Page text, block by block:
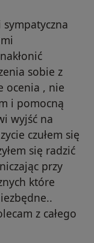
sobie z
ocenia , nie
i pomocną
wyjść na
czułem się
się radzić
przy
które
z całego